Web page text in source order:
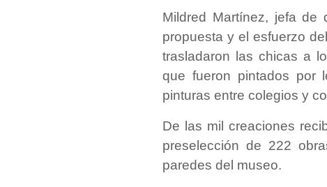
​Mildred Martínez, jefa de
propuesta y el esfuerzo
trasladaron las chicas a
que fueron pintados por
pinturas entre colegios y
​De las mil creaciones
preselección de 222
paredes del museo.